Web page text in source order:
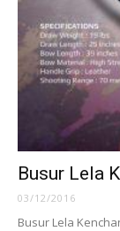
Busur Lela
03/12/2016
Busur Lela